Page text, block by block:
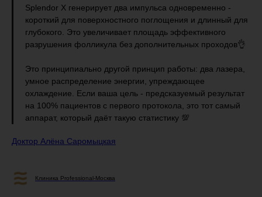
Splendor X генерирует два импульса одновременно -
короткий для поверхностного поглощения и длинный для
глубокого. Это увеличивает площадь эффективного
разрушения фолликула без дополнительных проходов👌
Это принципиально другой принцип работы: два лазера,
умное распределение энергии, упреждающее
охлаждение. Если ваша цель - предсказуемый результат
на 100% пациентов с первого протокола, это тот самый
аппарат, который даёт такую статистику 💯
Доктор Алёна Саромыцкая
Клиника Professional-Москва